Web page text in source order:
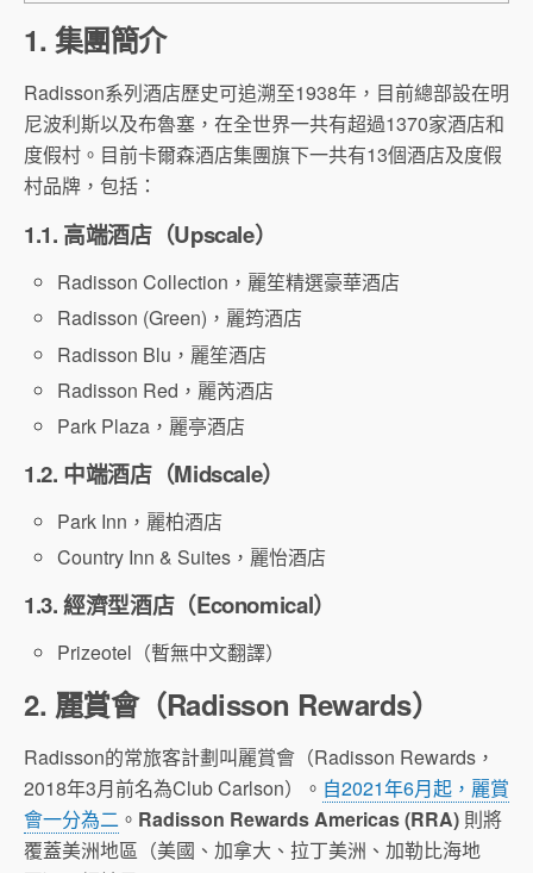
1. 集團簡介
Radisson系列酒店歷史可追溯至1938年，目前總部設在明
尼波利斯以及布魯塞，在全世界一共有超過1370家酒店和
度假村。目前卡爾森酒店集團旗下一共有13個酒店及度假
村品牌，包括：
1.1. 高端酒店（Upscale）
Radisson Collection，麗笙精選豪華酒店
Radisson (Green)，麗筠酒店
Radisson Blu，麗笙酒店
Radisson Red，麗芮酒店
Park Plaza，麗亭酒店
1.2. 中端酒店（Midscale）
Park Inn，麗柏酒店
Country Inn & Suites，麗怡酒店
1.3. 經濟型酒店（Economical）
Prizeotel（暫無中文翻譯）
2. 麗賞會（Radisson Rewards）
Radisson的常旅客計劃叫麗賞會（Radisson Rewards，
2018年3月前名為Club Carlson）。 自2021年6月起，麗賞
會一分為二 。 Radisson Rewards Americas (RRA) 則將
覆蓋美洲地區（美國、加拿大、拉丁美洲、加勒比海地